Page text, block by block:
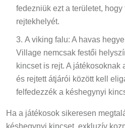
fedezniük ezt a területet,
rejtekhelyét.
A viking falu: A havas
Village nemcsak festői
kincset is rejt. A játékosoknak
és rejtett átjárói között kell
felfedezzék a késhegynyi
Ha a játékosok sikeresen
késhegynyi kincset, exkluzív